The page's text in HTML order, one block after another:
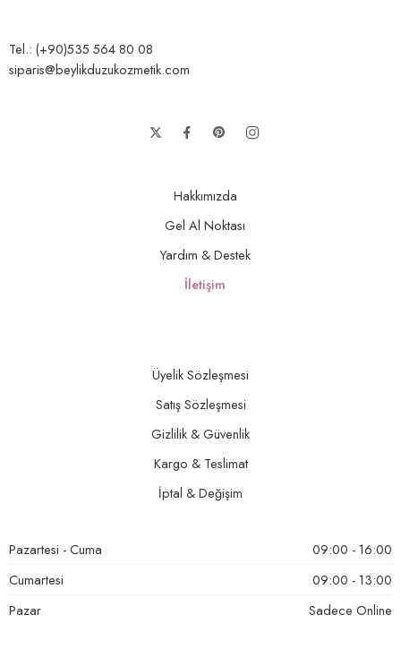
Tel.: (+90)535 564 80 08
siparis@beylikduzukozmetik.com
Hakkımızda
Gel Al Noktası
Yardım & Destek
İletişim
Üyelik Sözleşmesi
Satış Sözleşmesi
Gizlilik & Güvenlik
Kargo & Teslimat
İptal & Değişim
Pazartesi - Cuma
09:00 - 16:00
Cumartesi
09:00 - 13:00
Pazar
Sadece Online